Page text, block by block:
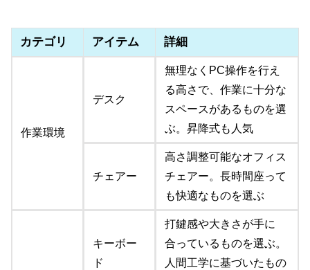
カテゴリ アイテム 詳細
作業環境
デスク
無理なくPC操作を行え
る高さで、作業に十分な
スペースがあるものを選
ぶ。昇降式も人気
チェアー
高さ調整可能なオフィス
チェアー。長時間座って
も快適なものを選ぶ
キーボー
ド
打鍵感や大きさが手に
合っているものを選ぶ。
人間工学に基づいたもの